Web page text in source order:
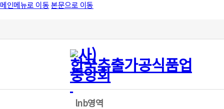
메인메뉴로 이동본문으로 이동
lnb영역